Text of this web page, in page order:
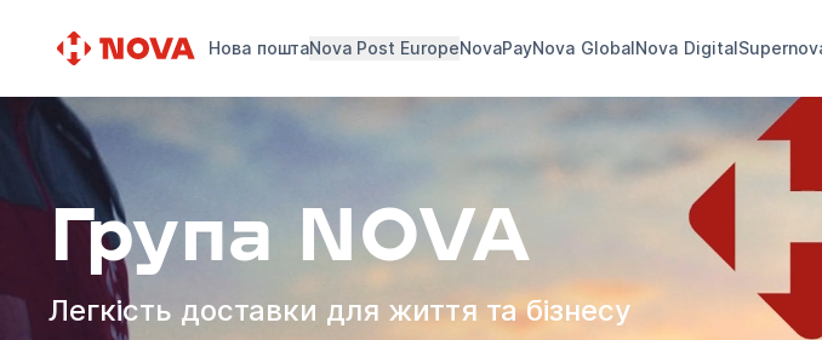
Нова поштаNova Post EuropeNovaPayNova GlobalNova Digital
Група NOVA
Легкість доставки для життя та бізнесу